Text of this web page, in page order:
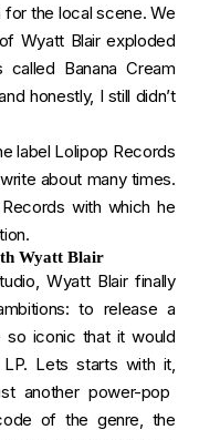
the local scene. We
Wyatt Blair exploded
Banana Cream
honestly, I still didn’t
label Lolipop Records
about many times.
with which he
Wyatt Blair
Wyatt Blair finally
to release a
so iconic that it would
Lets starts with it,
another power-pop
of the genre, the